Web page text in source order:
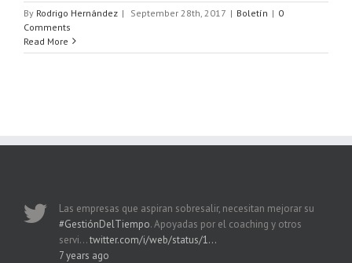
By Rodrigo Hernández | September 28th, 2017 | Boletín | 0
Comments
Read More
Las empresas que aspiran sobresalir, necesitan mejorar su
#GestiónDelTiempo. Apoyadas por el coaching y otros
servi…twitter.com/i/web/status/1…
7 years ago